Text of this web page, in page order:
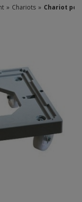
» Chariots » Chariot